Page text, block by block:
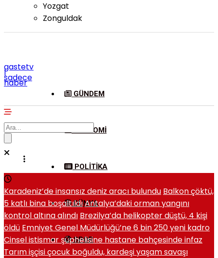
Yozgat
Zonguldak
gastetv
|
sadece
haber
GÜNDEM
EKONOMI
POLITIKA
DÜNYA
SPOR
Karadeniz’de insansız deniz aracı bulundu Balkon çöktü,
5 katlı bina boşaltıldıAntalya’daki orman yangını
kontrol altına alındı Brezilya’da helikopter düştü, 4 kişi
öldü Emniyet Genel Müdürlüğü’ne 6 bin 250 yeni kadro
Cinsel istismar şüphelisine hastane bahçesinde infaz
Tarım işçisi çocuk boğuldu, kardeşi yaşam savaşı